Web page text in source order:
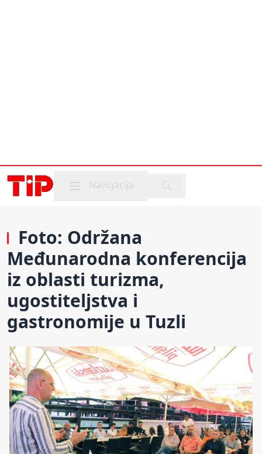
Mobile menu
Navigacija
Foto: Održana
Međunarodna konferencija
iz oblasti turizma,
ugostiteljstva i
gastronomije u Tuzli